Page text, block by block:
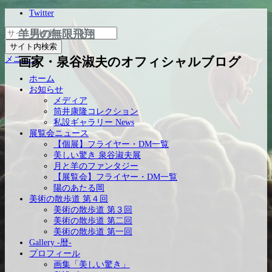
羊男の無限飛翔
画家・泉谷淑夫のオフィシャルブログ
Twitter
メニュー
ホーム
お知らせ
メディア
筒井康隆コレクション
私設ギャラリー News
展覧会ニュース
【個展】フライヤー・DM一覧
美しい驚き 泉谷淑夫展
月と羊のファンタジー
【展覧会】フライヤー・DM一覧
陽のあたる岡
美術の散歩道 第４回
美術の散歩道 第３回
美術の散歩道 第二回
美術の散歩道 第一回
Gallery -暦-
プロフィール
画集「美しい驚き」